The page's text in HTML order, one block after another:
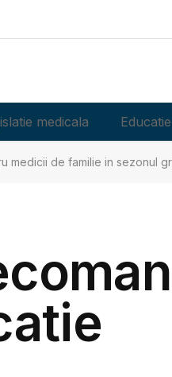
medicala
medicii de familie in sezonul